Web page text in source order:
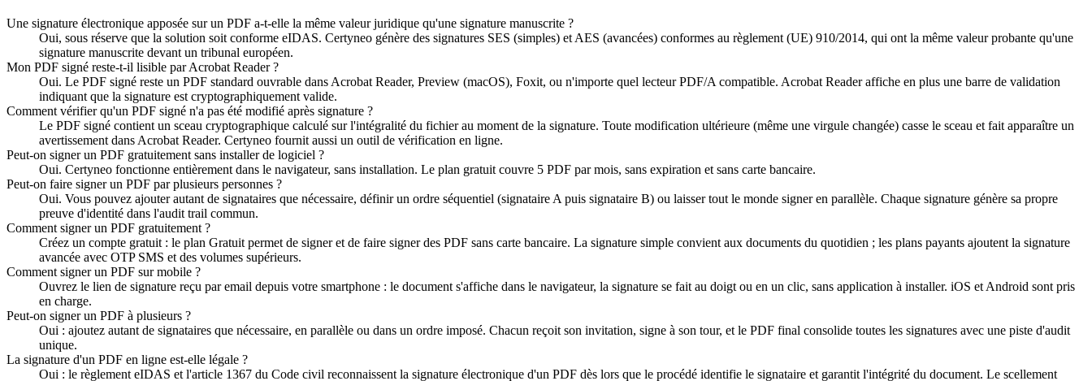
Une signature électronique apposée sur un PDF a-t-elle la même valeur juridique qu'une signature manuscrite ?
Oui, sous réserve que la solution soit conforme eIDAS. Certyneo génère des signatures SES (simples) et AES (avancées) conformes au règlement (UE) 910/2014, qui ont la même valeur probante qu'une
signature manuscrite devant un tribunal européen.
Mon PDF signé reste-t-il lisible par Acrobat Reader ?
Oui. Le PDF signé reste un PDF standard ouvrable dans Acrobat Reader, Preview (macOS), Foxit, ou n'importe quel lecteur PDF/A compatible. Acrobat Reader affiche en plus une barre de validation
indiquant que la signature est cryptographiquement valide.
Comment vérifier qu'un PDF signé n'a pas été modifié après signature ?
Le PDF signé contient un sceau cryptographique calculé sur l'intégralité du fichier au moment de la signature. Toute modification ultérieure (même une virgule changée) casse le sceau et fait apparaître un
avertissement dans Acrobat Reader. Certyneo fournit aussi un outil de vérification en ligne.
Peut-on signer un PDF gratuitement sans installer de logiciel ?
Oui. Certyneo fonctionne entièrement dans le navigateur, sans installation. Le plan gratuit couvre 5 PDF par mois, sans expiration et sans carte bancaire.
Peut-on faire signer un PDF par plusieurs personnes ?
Oui. Vous pouvez ajouter autant de signataires que nécessaire, définir un ordre séquentiel (signataire A puis signataire B) ou laisser tout le monde signer en parallèle. Chaque signature génère sa propre
preuve d'identité dans l'audit trail commun.
Comment signer un PDF gratuitement ?
Créez un compte gratuit : le plan Gratuit permet de signer et de faire signer des PDF sans carte bancaire. La signature simple convient aux documents du quotidien ; les plans payants ajoutent la signature
avancée avec OTP SMS et des volumes supérieurs.
Comment signer un PDF sur mobile ?
Ouvrez le lien de signature reçu par email depuis votre smartphone : le document s'affiche dans le navigateur, la signature se fait au doigt ou en un clic, sans application à installer. iOS et Android sont pris
en charge.
Peut-on signer un PDF à plusieurs ?
Oui : ajoutez autant de signataires que nécessaire, en parallèle ou dans un ordre imposé. Chacun reçoit son invitation, signe à son tour, et le PDF final consolide toutes les signatures avec une piste d'audit
unique.
La signature d'un PDF en ligne est-elle légale ?
Oui : le règlement eIDAS et l'article 1367 du Code civil reconnaissent la signature électronique d'un PDF dès lors que le procédé identifie le signataire et garantit l'intégrité du document. Le scellement